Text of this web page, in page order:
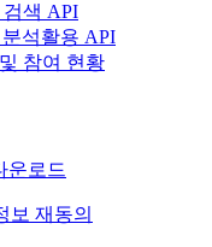
검색 API
석활용 API
참여 현황
운로드
보 재동의